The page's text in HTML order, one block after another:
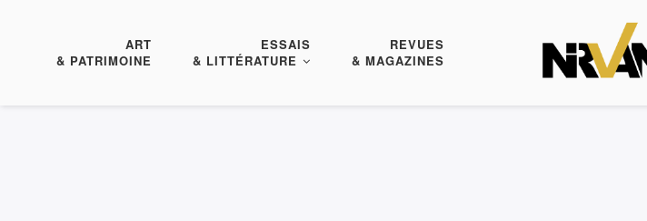
ART
& PATRIMOINE
ESSAIS
& LITTÉRATURE
REVUES
& MAGAZINES